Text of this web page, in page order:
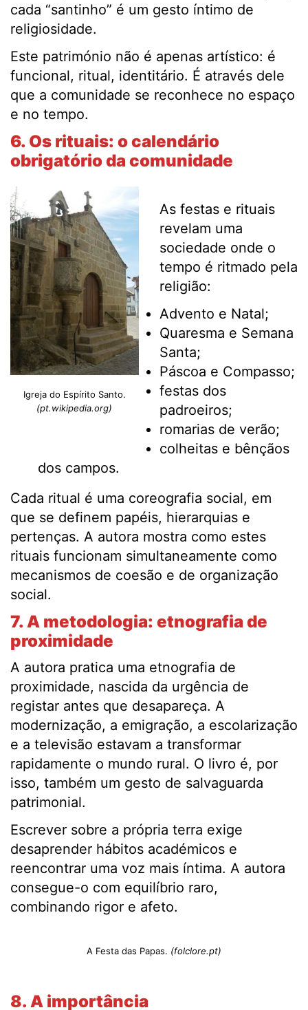
cada “santinho” é um gesto íntimo de
religiosidade.
Este património não é apenas artístico: é
funcional, ritual, identitário. É através dele
que a comunidade se reconhece no espaço
e no tempo.
6. Os rituais: o calendário
obrigatório da comunidade
Igreja do Espírito Santo.
(pt.wikipedia.org)
As festas e rituais
revelam uma
sociedade onde o
tempo é ritmado pela
religião:
Advento e Natal;
Quaresma e Semana
Santa;
Páscoa e Compasso;
festas dos
padroeiros;
romarias de verão;
colheitas e bênçãos
dos campos.
Cada ritual é uma coreografia social, em
que se definem papéis, hierarquias e
pertenças. A autora mostra como estes
rituais funcionam simultaneamente como
mecanismos de coesão e de organização
social.
7. A metodologia: etnografia de
proximidade
A autora pratica uma etnografia de
proximidade, nascida da urgência de
registar antes que desapareça. A
modernização, a emigração, a escolarização
e a televisão estavam a transformar
rapidamente o mundo rural. O livro é, por
isso, também um gesto de salvaguarda
patrimonial.
Escrever sobre a própria terra exige
desaprender hábitos académicos e
reencontrar uma voz mais íntima. A autora
consegue-o com equilíbrio raro,
combinando rigor e afeto.
A Festa das Papas. (folclore.pt)
8. A importância